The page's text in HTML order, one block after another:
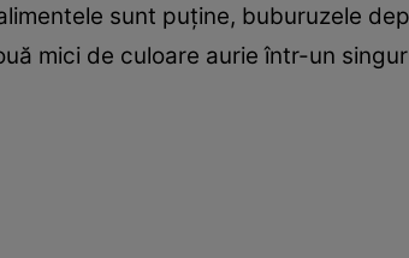
sunt puţine, buburuzele
mici de culoare aurie într-un